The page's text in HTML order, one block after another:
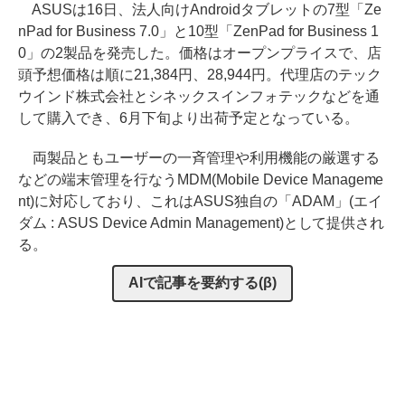
ASUSは16日、法人向けAndroidタブレットの7型「Ze
nPad for Business 7.0」と10型「ZenPad for Business 1
0」の2製品を発売した。価格はオープンプライスで、店
頭予想価格は順に21,384円、28,944円。代理店のテック
ウインド株式会社とシネックスインフォテックなどを通
して購入でき、6月下旬より出荷予定となっている。
両製品ともユーザーの一斉管理や利用機能の厳選する
などの端末管理を行なうMDM(Mobile Device Manageme
nt)に対応しており、これはASUS独自の「ADAM」(エイ
ダム : ASUS Device Admin Management)として提供され
る。
AIで記事を要約する(β)